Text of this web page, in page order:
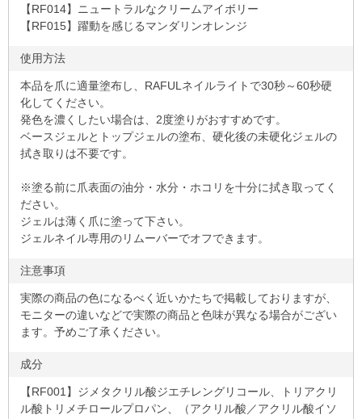
【RF014】ニュートラルなクリームアイボリー
【RF015】躍動を感じるマンダリンオレンジ
使用方法
本品を爪に適量塗布し、RAFULネイルライトで30秒～60秒硬
化してください。
発色を濃くしたい場合は、2度塗りがおすすめです。
ベースジェルとトップジェルの塗布、硬化後の未硬化ジェルの
拭き取りは不要です。
※塗る前に爪表面の油分・水分・ホコリを十分に拭き取ってく
ださい。
ジェルは薄く爪に塗って下さい。
ジェルネイル専用のリムーバーでオフできます。
注意事項
実際の商品の色になるべく近いかたちで掲載しておりますが、
モニターの違いなどで実際の商品と色味が異なる場合がござい
ます。予めご了承ください。
成分
【RF001】ジメタクリル酸ジエチレングリコール、トリアクリ
ル酸トリメチロールプロパン、（アクリル酸／アクリル酸イソ